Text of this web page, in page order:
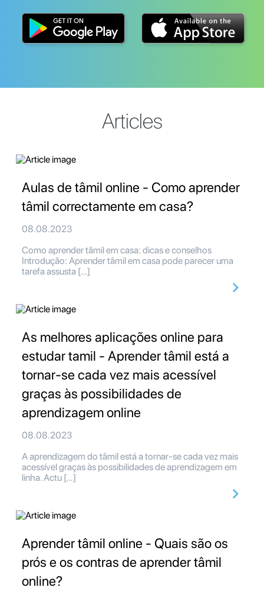
Articles
Aulas de tâmil online - Como aprender
tâmil correctamente em casa?
08.08.2023
Como aprender tâmil em casa: dicas e conselhos
Introdução: Aprender tâmil em casa pode parecer uma
tarefa assusta […]
As melhores aplicações online para
estudar tamil - Aprender tâmil está a
tornar-se cada vez mais acessível
graças às possibilidades de
aprendizagem online
08.08.2023
A aprendizagem do tâmil está a tornar-se cada vez mais
acessível graças às possibilidades de aprendizagem em
linha. Actu […]
Aprender tâmil online - Quais são os
prós e os contras de aprender tâmil
online?